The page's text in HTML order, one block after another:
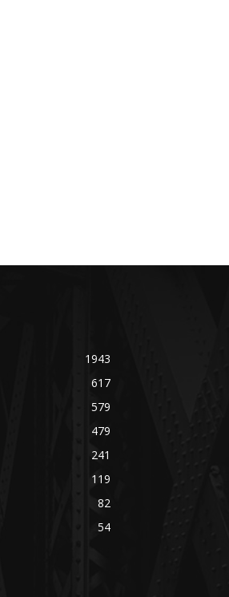
1943
617
579
479
241
119
82
54